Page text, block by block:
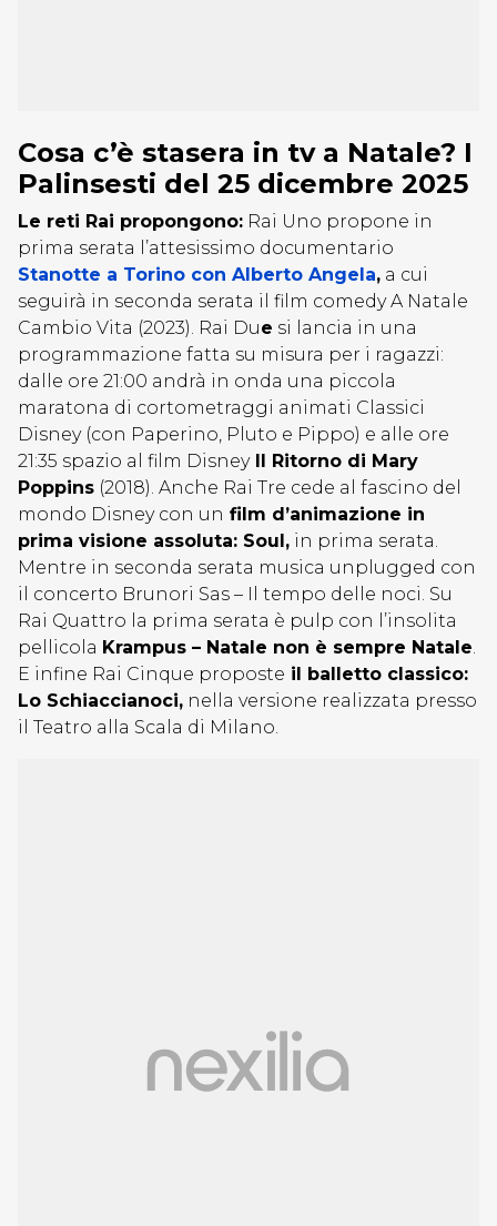
Cosa c’è stasera in tv a Natale? I
Palinsesti del 25 dicembre 2025
Le reti Rai propongono: Rai Uno propone in
prima serata l’attesissimo documentario
Stanotte a Torino con Alberto Angela, a cui
seguirà in seconda serata il film comedy A Natale
Cambio Vita (2023). Rai Due si lancia in una
programmazione fatta su misura per i ragazzi:
dalle ore 21:00 andrà in onda una piccola
maratona di cortometraggi animati Classici
Disney (con Paperino, Pluto e Pippo) e alle ore
21:35 spazio al film DisneyIl Ritorno di Mary
Poppins (2018). Anche Rai Tre cede al fascino del
mondo Disney con un film d’animazione in
prima visione assoluta: Soul, in prima serata.
Mentre in seconda serata musica unplugged con
il concerto Brunori Sas – Il tempo delle noci. Su
Rai Quattro la prima serata è pulp con l’insolita
pellicola Krampus – Natale non è sempre Natale.
E infine Rai Cinque proposte il balletto classico:
Lo Schiaccianoci, nella versione realizzata presso
il Teatro alla Scala di Milano.